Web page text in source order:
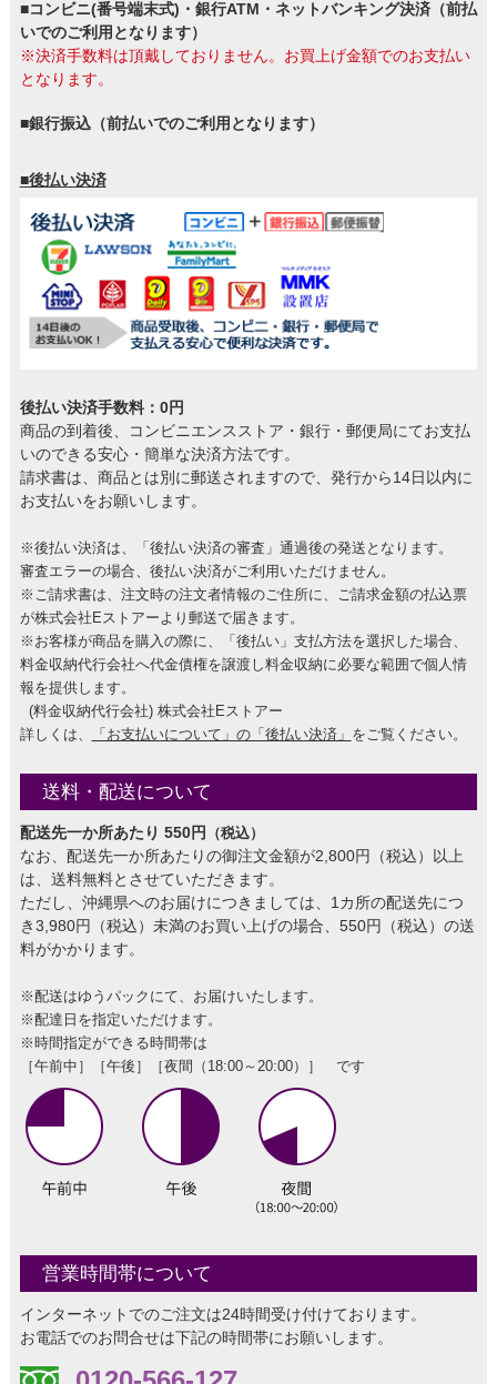
■コンビニ(番号端末式)・銀行ATM・ネットバンキング決済（前払
いでのご利用となります）
※決済手数料は頂戴しておりません。お買上げ金額でのお支払い
となります。
■銀行振込（前払いでのご利用となります）
■後払い決済
後払い決済手数料：0円
商品の到着後、コンビニエンスストア・銀行・郵便局にてお支払
いのできる安心・簡単な決済方法です。
請求書は、商品とは別に郵送されますので、発行から14日以内に
お支払いをお願いします。
※後払い決済は、「後払い決済の審査」通過後の発送となります。
審査エラーの場合、後払い決済がご利用いただけません。
※ご請求書は、注文時の注文者情報のご住所に、ご請求金額の払込票
が株式会社Eストアーより郵送で届きます。
※お客様が商品を購入の際に、「後払い」支払方法を選択した場合、
料金収納代行会社へ代金債権を譲渡し料金収納に必要な範囲で個人情
報を提供します。
(料金収納代行会社) 株式会社Eストアー
詳しくは、
「お支払いについて」の「後払い決済」 をご覧ください。
送料・配送について
配送先一か所あたり 550円 （税込）
なお、配送先一か所あたりの御注文金額が2,800円（税込）以上
は、送料無料とさせていただきます。
ただし、沖縄県へのお届けにつきましては、1カ所の配送先につ
き3,980円（税込）未満のお買い上げの場合、550円（税込）の送
料がかかります。
※配送はゆうパックにて、お届けいたします。
※配達日を指定いただけます。
※時間指定ができる時間帯は
［午前中］［午後］［夜間（18:00～20:00）］ です
営業時間帯について
インターネットでのご注文は24時間受け付けております。
お電話でのお問合せは下記の時間帯にお願いします。